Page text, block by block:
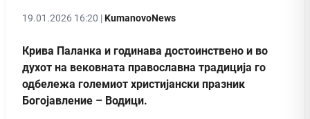
19.01.2026 16:20 |KumanovoNews
Крива Паланка и годинава достоинствено и во
духот на вековната православна традиција го
одбележа големиот христијански празник
Богојавление – Водици.